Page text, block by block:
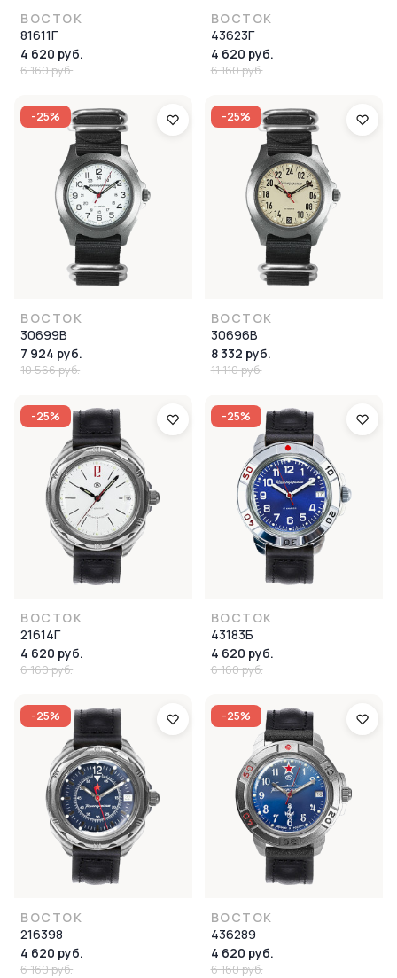
ВОСТОК
81611Г
4 620 руб.
6 160 руб.
ВОСТОК
43623Г
4 620 руб.
6 160 руб.
-25%
ВОСТОК
30699В
7 924 руб.
10 566 руб.
-25%
ВОСТОК
30696В
8 332 руб.
11 110 руб.
-25%
ВОСТОК
21614Г
4 620 руб.
6 160 руб.
-25%
ВОСТОК
43183Б
4 620 руб.
6 160 руб.
-25%
ВОСТОК
216398
4 620 руб.
6 160 руб.
-25%
ВОСТОК
436289
4 620 руб.
6 160 руб.